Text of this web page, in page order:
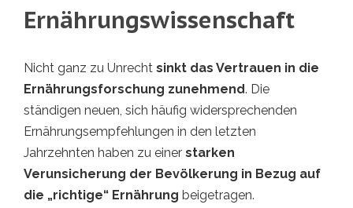
Ernährungswissenschaft
Nicht ganz zu Unrecht sinkt das Vertrauen in die
Ernährungsforschung zunehmend. Die
ständigen neuen, sich häufig widersprechenden
Ernährungsempfehlungen in den letzten
Jahrzehnten haben zu einer starken
Verunsicherung der Bevölkerung in Bezug auf
die „richtige“ Ernährung beigetragen.